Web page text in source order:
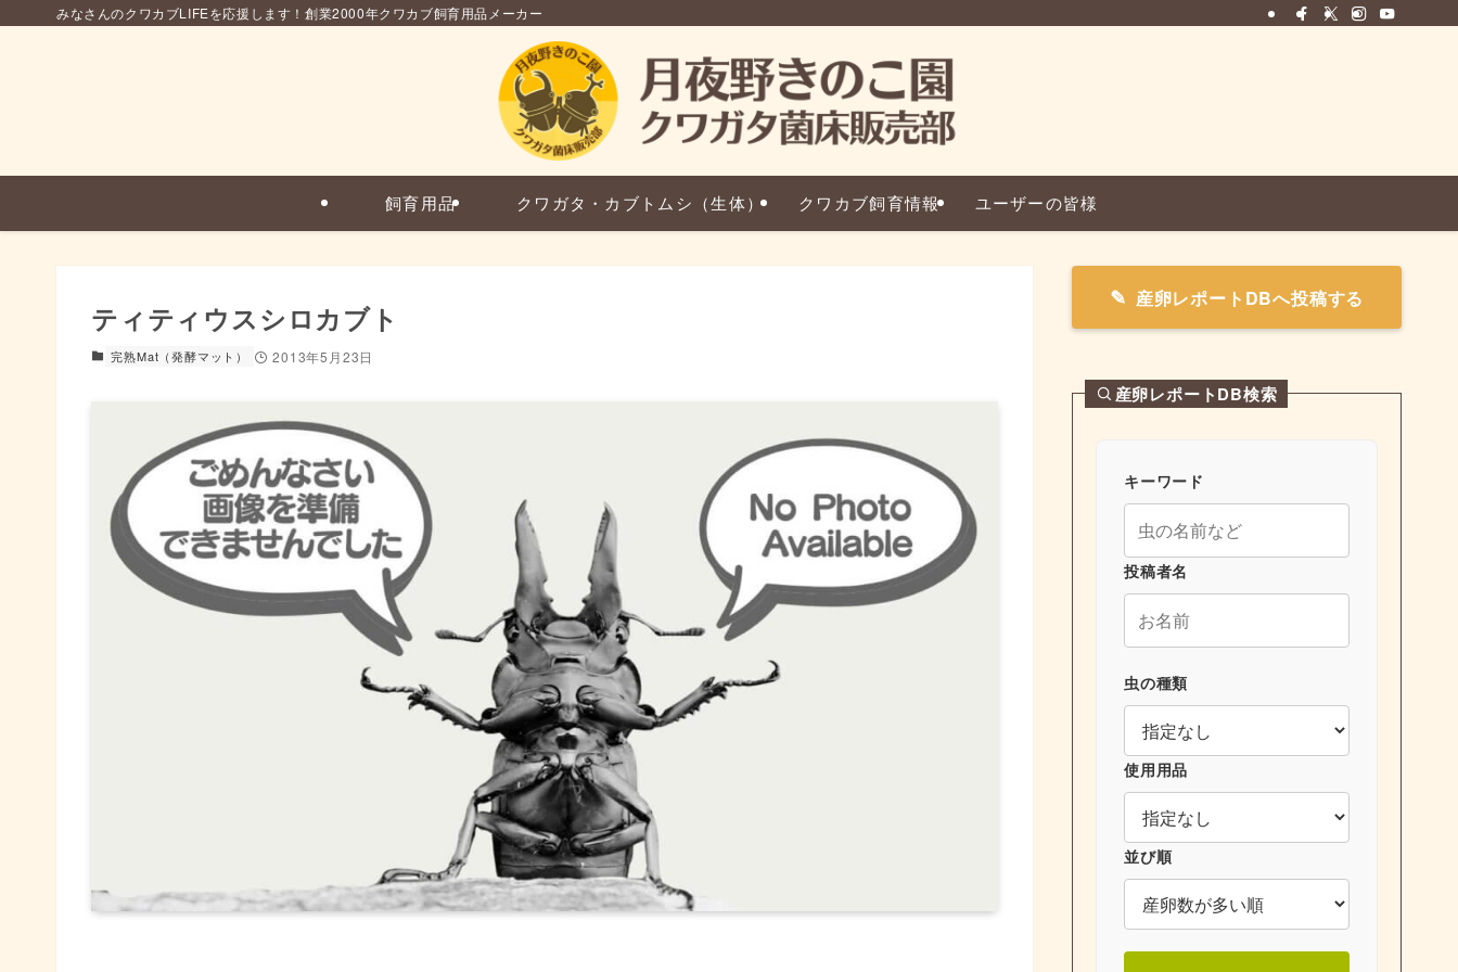
みなさんのクワカブLIFEを応援します！創業2000年クワカブ飼育用品メーカー
飼育用品 クワガタ・カブトムシ（生体） クワカブ飼育情報 ユーザーの皆様
ティティウスシロカブト
完熟Mat（発酵マット） 2013年5月23日
産卵レポートDBへ投稿する
産卵レポートDB検索
キーワード
投稿者名
虫の種類
使用用品
並び順